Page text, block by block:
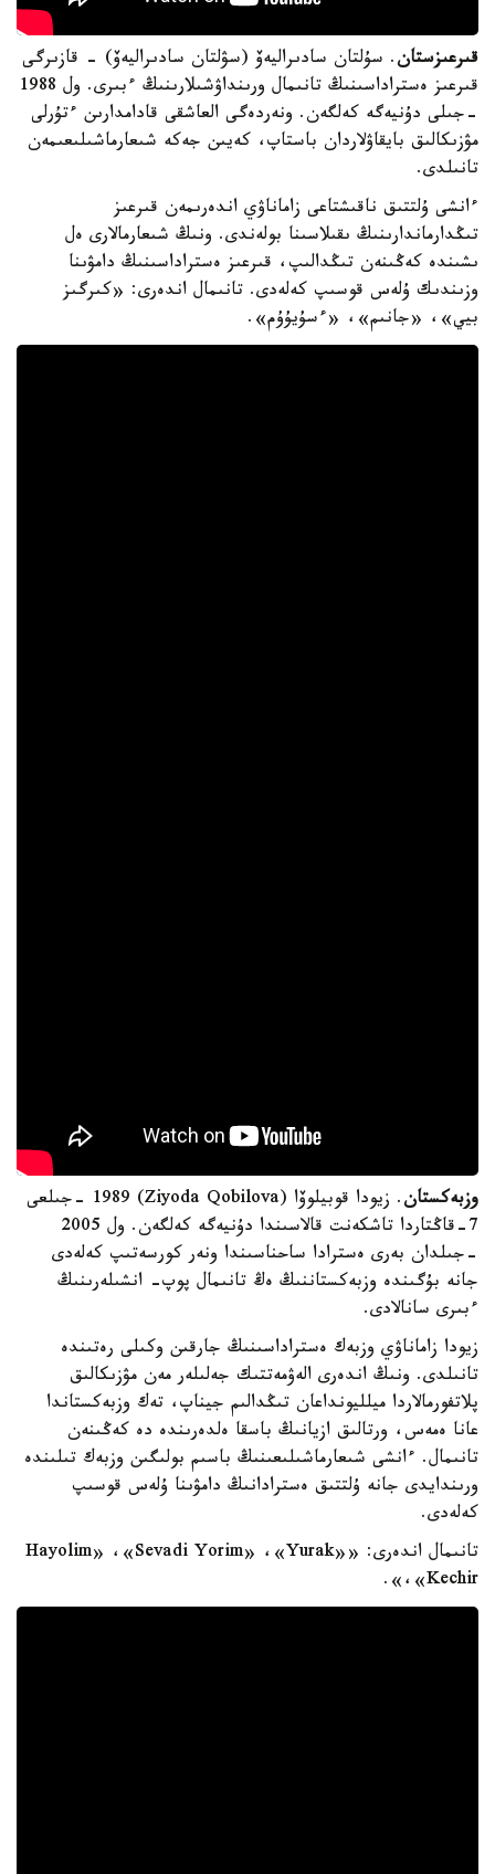
قىرعىزستان. سۇلتان سادىراليەۆ (سۋلتان سادىراليەۆ) - قازىرگى
قىرعىز ەستراداسىنىڭ تانىمال ورىنداۋشىلارىنىڭ ءبىرى. ول 1988
-جىلى دۇنيەگە كەلگەن. ونەردەگى العاشقى قادامدارىن ءتۇرلى
مۋزىكالىق بايقاۋلاردان باستاپ، كەيىن جەكە شىعارماشىلىعىمەن
تانىلدى.
ءانشى ۇلتتىق ناقىشتاعى زاماناۋي اندەرىمەن قىرعىز
تىڭدارماندارىنىڭ ىقىلاسىنا بولەندى. ونىڭ شىعارمالارى ەل
ىشىندە كەڭىنەن تىڭدالىپ، قىرعىز ەستراداسىنىڭ دامۋىنا
وزىندىك ۇلەس قوسىپ كەلەدى. تانىمال اندەرى: «كىرگىز
بيي»، «جانىم»، «ءسۇيۇۇم».
وزبەكستان
. زيودا قوبيلوۆا (Ziyoda Qobilova) 1989 -جىلعى
7-قاڭتاردا تاشكەنت قالاسىندا دۇنيەگە كەلگەن. ول 2005
-جىلدان بەرى ەسترادا ساحناسىندا ونەر كورسەتىپ كەلەدى
جانە بۇگىندە وزبەكستاننىڭ ەڭ تانىمال پوپ- انشىلەرىنىڭ
ءبىرى سانالادى.
زيودا زاماناۋي وزبەك ەستراداسىنىڭ جارقىن وكىلى رەتىندە
تانىلدى. ونىڭ اندەرى الەۋمەتتىك جەلىلەر مەن مۋزىكالىق
پلاتفورمالاردا ميلليونداعان تىڭدالىم جيناپ، تەك وزبەكستاندا
عانا ەمەس، ورتالىق ازيانىڭ باسقا ەلدەرىندە دە كەڭىنەن
تانىمال. ءانشى شىعارماشىلىعىنىڭ باسىم بولىگىن وزبەك تىلىندە
ورىندايدى جانە ۇلتتىق ەسترادانىڭ دامۋىنا ۇلەس قوسىپ
كەلەدى.
تانىمال اندەرى: «Hayolim» ،«Sevadi Yorim» ،«Yurak»
،«Kechir».